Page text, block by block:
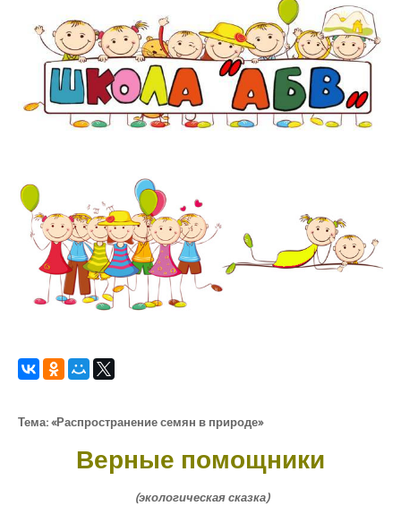
Тема: «Распространение семян в природе»
Верные помощники
(экологическая сказка)